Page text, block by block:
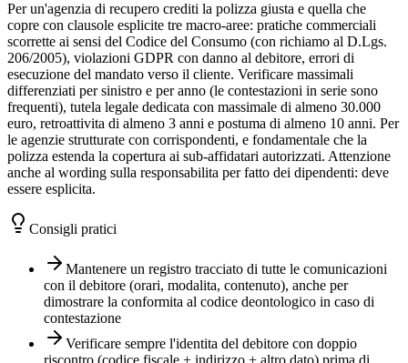
Per un'agenzia di recupero crediti la polizza giusta e quella che
copre con clausole esplicite tre macro-aree: pratiche commerciali
scorrette ai sensi del Codice del Consumo (con richiamo al D.Lgs.
206/2005), violazioni GDPR con danno al debitore, errori di
esecuzione del mandato verso il cliente. Verificare massimali
differenziati per sinistro e per anno (le contestazioni in serie sono
frequenti), tutela legale dedicata con massimale di almeno 30.000
euro, retroattivita di almeno 3 anni e postuma di almeno 10 anni. Per
le agenzie strutturate con corrispondenti, e fondamentale che la
polizza estenda la copertura ai sub-affidatari autorizzati. Attenzione
anche al wording sulla responsabilita per fatto dei dipendenti: deve
essere esplicita.
Consigli pratici
Mantenere un registro tracciato di tutte le comunicazioni
con il debitore (orari, modalita, contenuto), anche per
dimostrare la conformita al codice deontologico in caso di
contestazione
Verificare sempre l'identita del debitore con doppio